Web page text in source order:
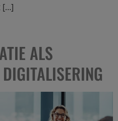
[…]
ALS